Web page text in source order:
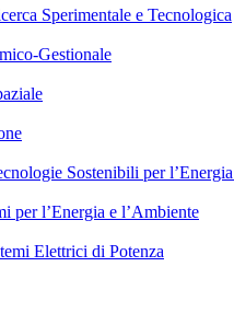
Sperimentale e Tecnologica
Gestionale
Sostenibili per
per l’Energia e l’Ambiente
Elettrici di Potenza